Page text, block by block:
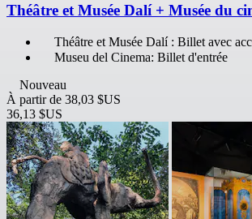
Théâtre et Musée Dalí + Musée du
Théâtre et Musée Dalí : Billet avec
Museu del Cinema: Billet d'entrée
Nouveau
À partir de 38,03 $US
36,13 $US